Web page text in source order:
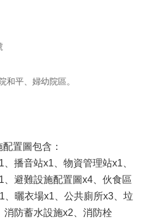
平、婦幼院區。
置圖包含：
播音站x1、物資管理站x1、
避難設施配置圖x4、伙食區
、曬衣場x1、公共廁所x3、垃
防蓄水設施x2、消防栓